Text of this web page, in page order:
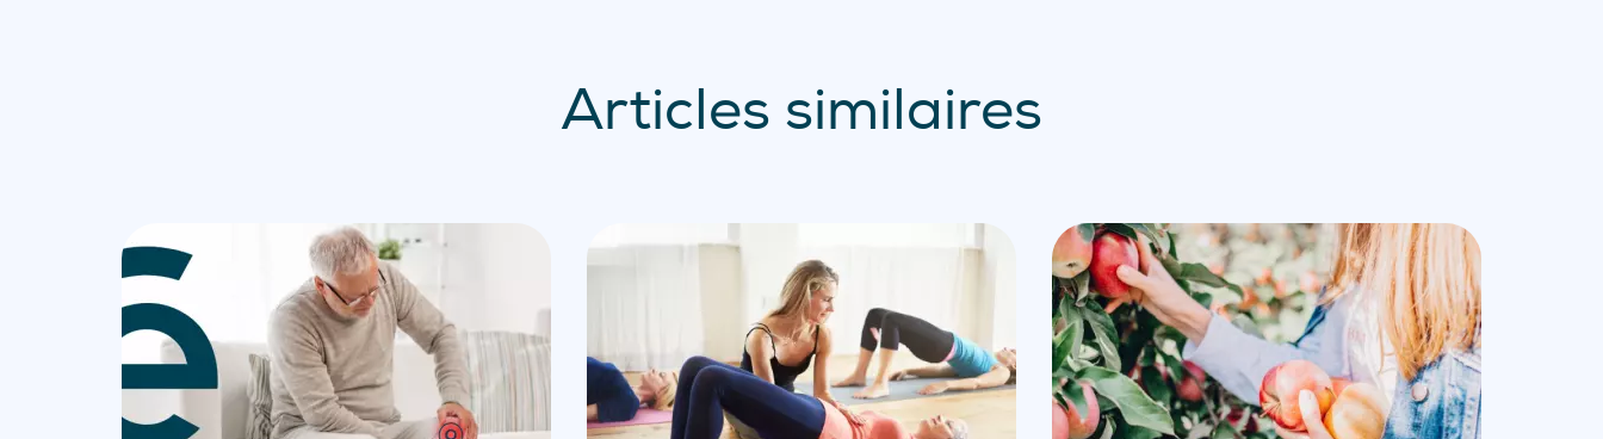
Articles similaires